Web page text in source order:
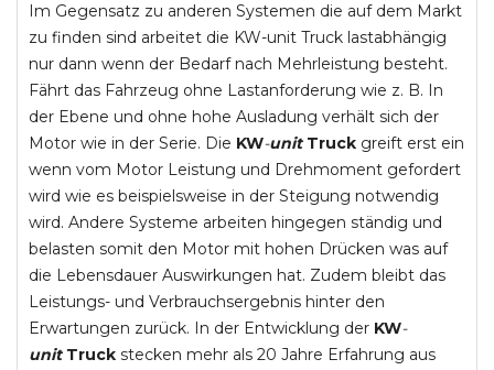
Im Gegensatz zu anderen Systemen die auf dem Markt
zu finden sind arbeitet die KW-unit Truck lastabhängig
nur dann wenn der Bedarf nach Mehrleistung besteht.
Fährt das Fahrzeug ohne Lastanforderung wie z. B. In
der Ebene und ohne hohe Ausladung verhält sich der
Motor wie in der Serie. Die KW-unit Truck greift erst ein
wenn vom Motor Leistung und Drehmoment gefordert
wird wie es beispielsweise in der Steigung notwendig
wird. Andere Systeme arbeiten hingegen ständig und
belasten somit den Motor mit hohen Drücken was auf
die Lebensdauer Auswirkungen hat. Zudem bleibt das
Leistungs- und Verbrauchsergebnis hinter den
Erwartungen zurück. In der Entwicklung der KW-
unit Truck stecken mehr als 20 Jahre Erfahrung aus